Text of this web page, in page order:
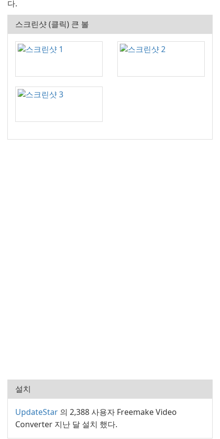
다.
스크린샷 (클릭) 큰 볼
설치
UpdateStar 의 2,388 사용자 Freemake Video
Converter 지난 달 설치 했다.